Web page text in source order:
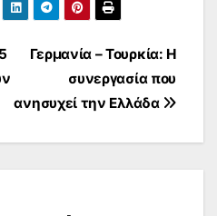
Γερμανία – Τουρκία: Η
συνεργασία που
ανησυχεί την Ελλάδα